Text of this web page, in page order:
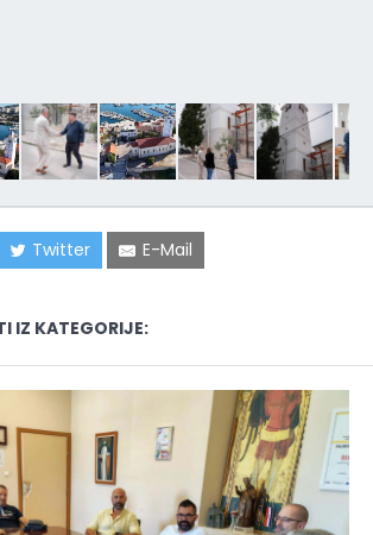
Twitter E-Mail
IZ KATEGORIJE: